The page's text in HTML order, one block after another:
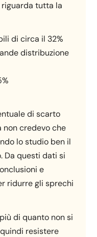
riguarda tutta la
di circa il 32%
distribuzione
di scarto
non credevo che
lo studio ben il
Da questi dati si
e
ridurre gli sprechi
di quanto non si
resistere